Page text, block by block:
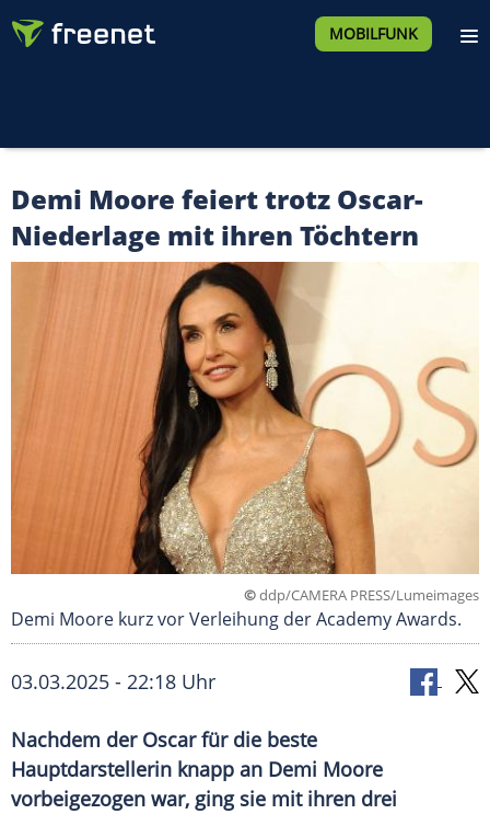
MOBILFUNK
Demi Moore feiert trotz Oscar-
Niederlage mit ihren Töchtern
©ddp/CAMERA PRESS/Lumeimages
Demi Moore kurz vor Verleihung der Academy Awards.
03.03.2025 - 22:18 Uhr
Nachdem der Oscar für die beste
Hauptdarstellerin knapp an Demi Moore
vorbeigezogen war, ging sie mit ihren drei